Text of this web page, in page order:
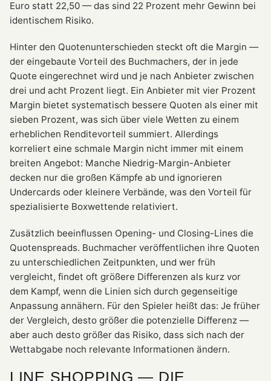
Euro statt 22,50 — das sind 22 Prozent mehr Gewinn bei
identischem Risiko.
Hinter den Quotenunterschieden steckt oft die Margin —
der eingebaute Vorteil des Buchmachers, der in jede
Quote eingerechnet wird und je nach Anbieter zwischen
drei und acht Prozent liegt. Ein Anbieter mit vier Prozent
Margin bietet systematisch bessere Quoten als einer mit
sieben Prozent, was sich über viele Wetten zu einem
erheblichen Renditevorteil summiert. Allerdings
korreliert eine schmale Margin nicht immer mit einem
breiten Angebot: Manche Niedrig-Margin-Anbieter
decken nur die großen Kämpfe ab und ignorieren
Undercards oder kleinere Verbände, was den Vorteil für
spezialisierte Boxwettende relativiert.
Zusätzlich beeinflussen Opening- und Closing-Lines die
Quotenspreads. Buchmacher veröffentlichen ihre Quoten
zu unterschiedlichen Zeitpunkten, und wer früh
vergleicht, findet oft größere Differenzen als kurz vor
dem Kampf, wenn die Linien sich durch gegenseitige
Anpassung annähern. Für den Spieler heißt das: Je früher
der Vergleich, desto größer die potenzielle Differenz —
aber auch desto größer das Risiko, dass sich nach der
Wettabgabe noch relevante Informationen ändern.
LINE SHOPPING — DIE